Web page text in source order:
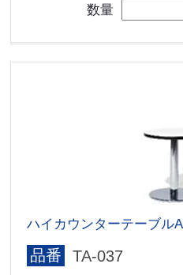
数量
ハイカウンターテーブルA
品番 TA-037